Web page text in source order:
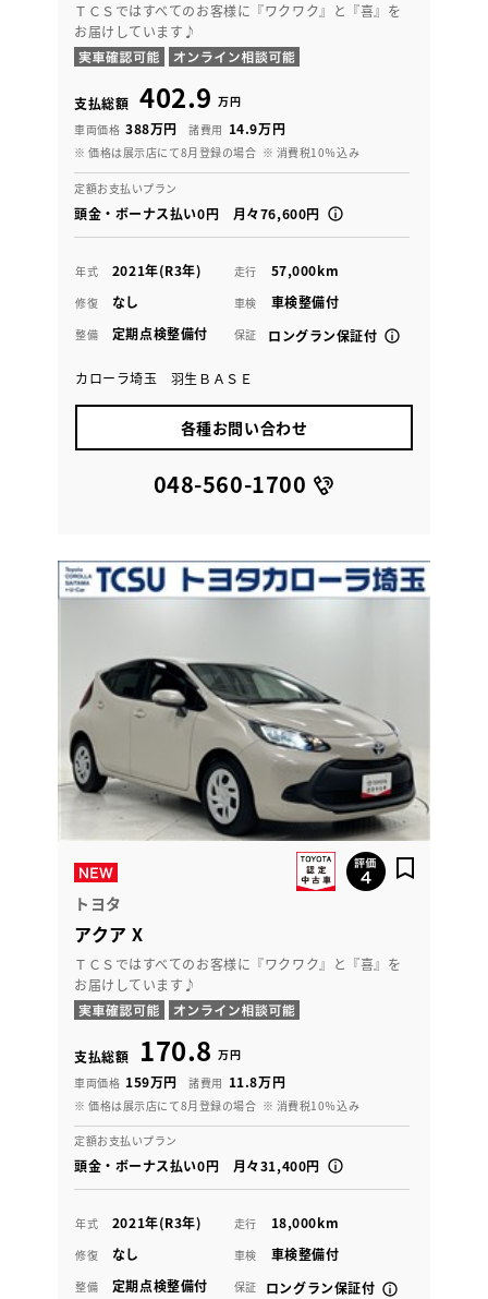
ＴＣＳではすべてのお客様に『ワクワク』と『喜』を
お届けしています♪
支払総額 402.9 万円
車両価格 388万円 諸費用 14.9万円
※ 価格は展示店にて8月登録の場合 ※ 消費税10％込み
定額お支払いプラン
頭金・ボーナス払い0円 月々76,600円
年式 2021年(R3年) 走行 57,000km
修復 なし 車検 車検整備付
整備 定期点検整備付 保証 ロングラン保証付
カローラ埼玉 羽生ＢＡＳＥ
各種お問い合わせ
048-560-1700
トヨタ
アクア X
ＴＣＳではすべてのお客様に『ワクワク』と『喜』を
お届けしています♪
支払総額 170.8 万円
車両価格 159万円 諸費用 11.8万円
※ 価格は展示店にて8月登録の場合 ※ 消費税10％込み
定額お支払いプラン
頭金・ボーナス払い0円 月々31,400円
年式 2021年(R3年) 走行 18,000km
修復 なし 車検 車検整備付
整備 定期点検整備付 保証
ロングラン保証付